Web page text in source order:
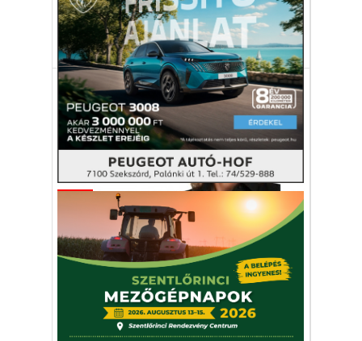
megnyilvánulása.
futball foci Afganisztán női válogatott
Az Érd csapata után az
amerikai női kézilabda-
válogatottat irányítja Szabó
Szabó játékosként 1986 és 1989 között 65